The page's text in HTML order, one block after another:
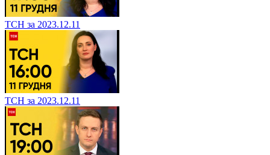
ТСН за 2023.12.11
ТСН за 2023.12.11